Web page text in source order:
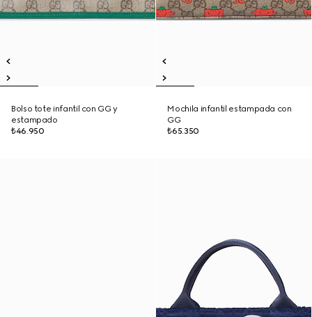
Bolso tote infantil con GG y
estampado
₺46.950
Mochila infantil estampada con
GG
₺65.350